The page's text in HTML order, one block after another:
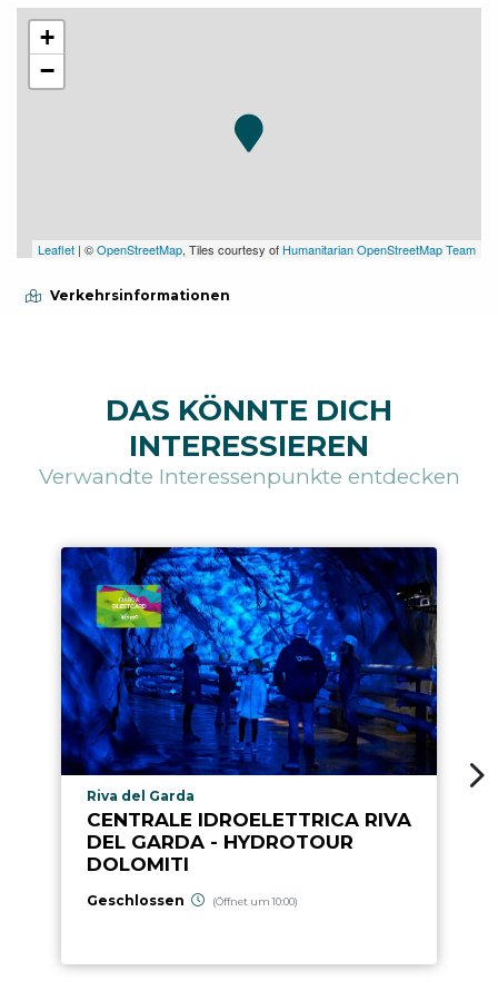
+
−
Leaflet | ©OpenStreetMap, Tiles courtesy of Humanitarian OpenStreetMap Team
Verkehrsinformationen
DAS KÖNNTE DICH
INTERESSIEREN
Verwandte Interessenpunkte entdecken
aria.poi_location_prefix
Riva del Garda
CENTRALE IDROELETTRICA RIVA
DEL GARDA - HYDROTOUR
DOLOMITI
Geschlossen (Öffnet um 10:00)